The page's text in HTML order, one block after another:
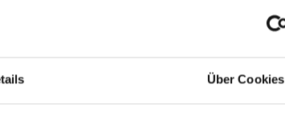
Über Cookies
Alltag, Büro und besondere Anlässe